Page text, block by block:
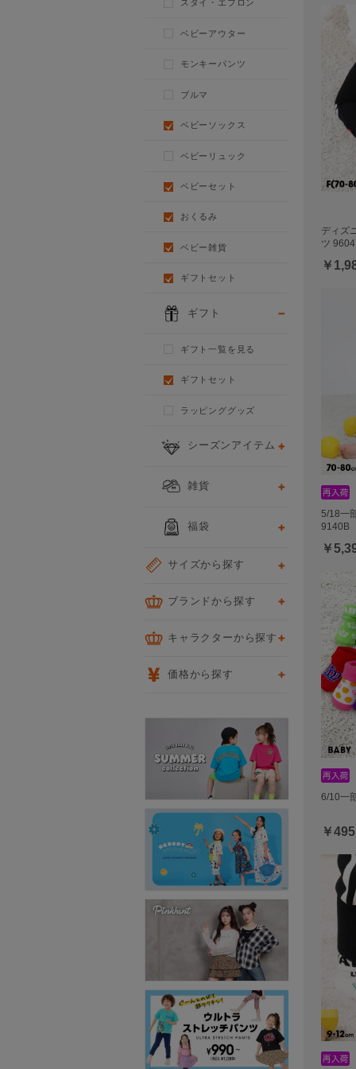
ディズ
ツ 9604
￥
5/18一
9140B
￥
6/10一
￥495
ベビーアウター
モンキーパンツ
ブルマ
ベビーソックス
ベビーリュック
ベビーセット
おくるみ
ベビー雑貨
ギフトセット
ギフト
ギフト一覧を見る
ギフトセット
ラッピンググッズ
シーズンアイテム
雑貨
福袋
サイズから探す
ブランドから探す
キャラクターから探す
価格から探す